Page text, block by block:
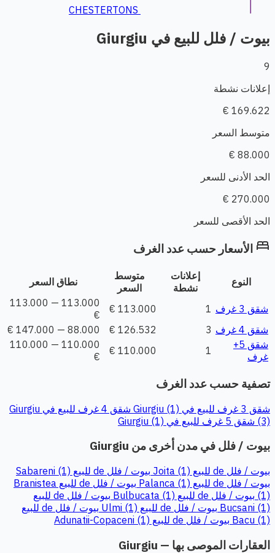
CHESTERTONS
بيوت / فلل للبيع في Giurgiu
9
إعلانات نشطة
169.622 €
متوسط السعر
88.000 €
الحد الأدنى للسعر
270.000 €
الحد الأقصى للسعر
bed الأسعار حسب عدد الغرف
النوع
إعلانات
نشطة
متوسط
السعر
نطاق السعر
شقق 3 غرف 1
113.000 €
113.000 — 113.000
€
شقق 4 غرف
3
126.532 €
88.000 — 147.000 €
شقق 5+
غرف
1
110.000 €
110.000 — 110.000
€
تصفية حسب عدد الغرف
شقق 3 غرف للبيع في Giurgiu (1)
شقق 4 غرف للبيع في Giurgiu
(3) شقق 5 غرف للبيع في Giurgiu (1)
بيوت / فلل في مدن أخرى من Giurgiu
بيوت / فلل de للبيع Joita (1)
بيوت / فلل de للبيع Sabareni (1)
بيوت / فلل de للبيع Palanca (1)
بيوت / فلل de للبيع Branistea
(1) بيوت / فلل de للبيع Bulbucata (1)
بيوت / فلل de للبيع
Bucsani (1) بيوت / فلل de للبيع Ulmi (1)
بيوت / فلل de للبيع
Bacu (1) بيوت / فلل de للبيع Adunatii-Copaceni (1)
العقارات الموصى بها — Giurgiu